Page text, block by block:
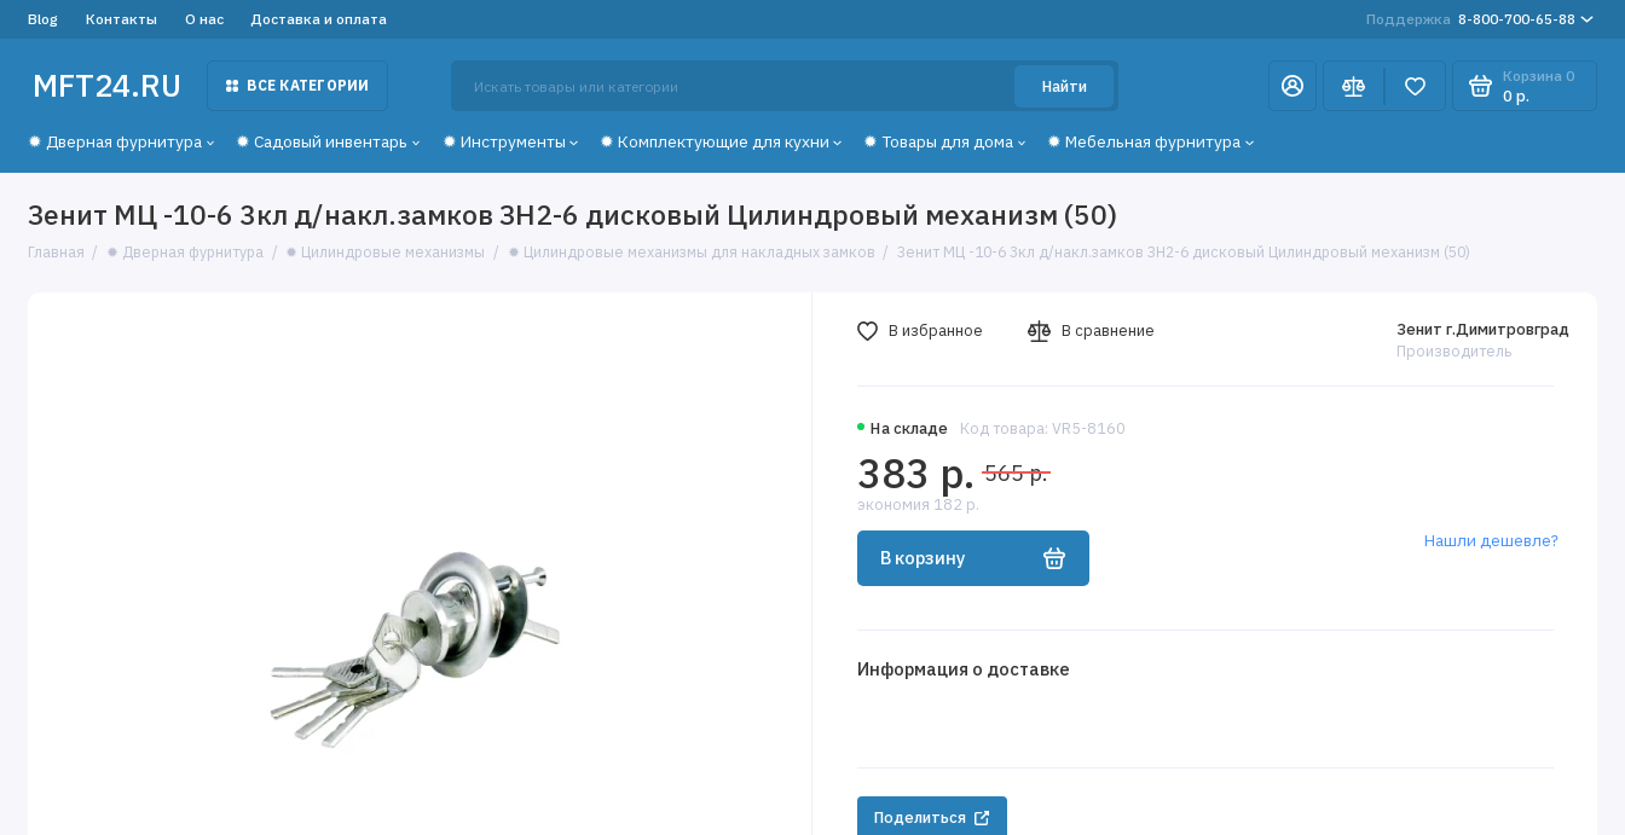
Blog Контакты О нас Доставка и оплата Поддержка 8-800-700-65-88
MFT24.RU ВСЕ КАТЕГОРИИ Найти
Корзина 0
0 р.
✹ Дверная фурнитура ✹ Садовый инвентарь ✹ Инструменты ✹ Комплектующие для кухни ✹ Товары для дома ✹ Мебельная фурнитура
Зенит МЦ -10-6 3кл д/накл.замков ЗН2-6 дисковый Цилиндровый механизм (50)
Главная ✹ Дверная фурнитура ✹ Цилиндровые механизмы ✹ Цилиндровые механизмы для накладных замков Зенит МЦ -10-6 3кл д/накл.замков ЗН2-6 дисковый Цилиндровый механизм (50)
На складе Код товара: VR5-8160
Зенит г.Димитровград
Производитель
383 р. 565 р.
экономия 182 р.
В корзину
Нашли дешевле?
В избранное В сравнение
Информация о доставке
Поделиться